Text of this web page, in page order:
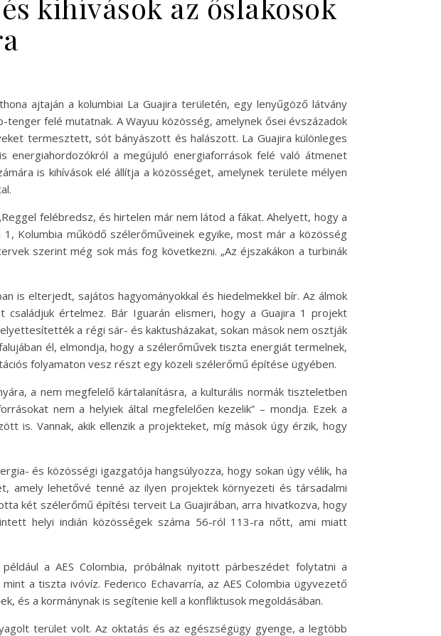
ajtaján a kolumbiai La Guajira területén, egy lenyűgöző látvány
felé mutatnak. A Wayuu közösség, amelynek ősei évszázadok
termesztett, sót bányászott és halászott. La Guajira különleges
energiahordozókról a megújuló energiaforrások felé való átmenet
is kihívások elé állítja a közösséget, amelynek területe mélyen
felébredsz, és hirtelen már nem látod a fákat. Ahelyett, hogy a
Kolumbia működő szélerőműveinek egyike, most már a közösség
szerint még sok más fog következni. „Az éjszakákon a turbinák
is elterjedt, sajátos hagyományokkal és hiedelmekkel bír. Az álmok
értelmez. Bár Iguarán elismeri, hogy a Guajira 1 projekt
a régi sár- és kaktusházakat, sokan mások nem osztják
él, elmondja, hogy a szélerőművek tiszta energiát termelnek,
folyamaton vesz részt egy közeli szélerőmű építése ügyében.
a nem megfelelő kártalanításra, a kulturális normák tiszteletben
nem a helyiek által megfelelően kezelik” – mondja. Ezek a
is. Vannak, akik ellenzik a projekteket, míg mások úgy érzik, hogy
és közösségi igazgatója hangsúlyozza, hogy sokan úgy vélik, ha
amely lehetővé tenné az ilyen projektek környezeti és társadalmi
két szélerőmű építési terveit La Guajirában, arra hivatkozva, hogy
helyi indián közösségek száma 56-ról 113-ra nőtt, ami miatt
a AES Colombia, próbálnak nyitott párbeszédet folytatni a
a tiszta ivóvíz. Federico Echavarría, az AES Colombia ügyvezető
és a kormánynak is segítenie kell a konfliktusok megoldásában.
terület volt. Az oktatás és az egészségügy gyenge, a legtöbb